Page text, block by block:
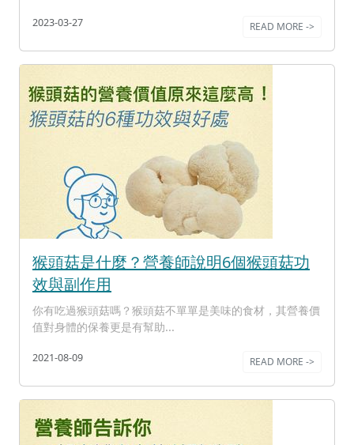
2023-03-27 READ MORE ->
猴頭菇是什麼？營養師說明6個猴頭菇功
效與副作用
你有吃過猴頭菇嗎？猴頭菇不單單是美味的食材，其營養價
值對身體的保養更是有幫助...
2021-08-09 READ MORE ->